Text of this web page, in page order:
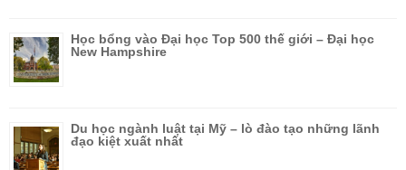
Học bổng vào Đại học Top 500 thế giới – Đại học
New Hampshire
Du học ngành luật tại Mỹ – lò đào tạo những lãnh
đạo kiệt xuất nhất